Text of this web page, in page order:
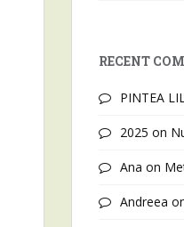
RECENT
PINTEA
2025 on
Ana on
Andreea